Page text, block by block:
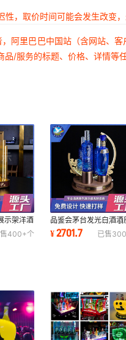
，取价时间可能会发生改变
阿里巴巴中国站（含网站、
/服务的标题、价格、详情
示架洋酒
400+个
品鉴会茅台发光白酒酒
锈钢展示架 高级洋酒陈
发光底座摆台
¥2701.7 已售